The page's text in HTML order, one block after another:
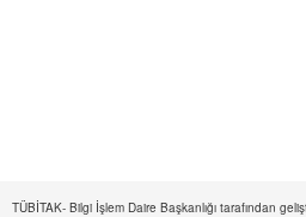
TÜBİTAK- Bilgi İşlem Daire Başkanlığı tarafından